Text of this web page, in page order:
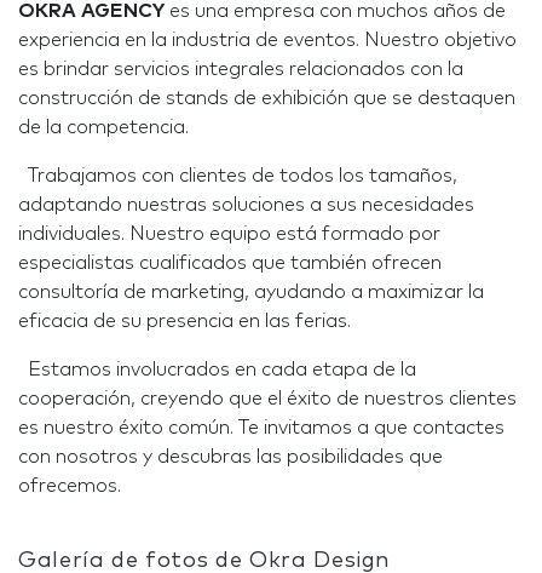
OKRA AGENCYes una empresa con muchos años de
experiencia en la industria de eventos. Nuestro objetivo
es brindar servicios integrales relacionados con la
construcción de stands de exhibición que se destaquen
de la competencia.
Trabajamos con clientes de todos los tamaños,
adaptando nuestras soluciones a sus necesidades
individuales. Nuestro equipo está formado por
especialistas cualificados que también ofrecen
consultoría de marketing, ayudando a maximizar la
eficacia de su presencia en las ferias.
Estamos involucrados en cada etapa de la
cooperación, creyendo que el éxito de nuestros clientes
es nuestro éxito común. Te invitamos a que contactes
con nosotros y descubras las posibilidades que
ofrecemos.
Galería de fotos de Okra Design